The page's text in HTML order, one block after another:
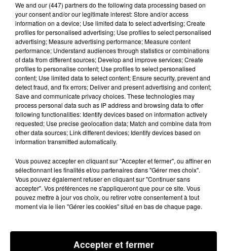
Lecture (2 min 22 sec)
100%
100% Radio les infos de l'Ariege
2 avril 2024 - 2 min 22 sec
LES INFOS DE L'ARIEGE DU 02/04/2024 À
15H00
Podcasts infos de l'Ariège
We and our (447) partnersdo the following data processing based on
your consent and/or our legitimate interest: Store and/or access
information on a device; Use limited data to select advertising; Create
profiles for personalised advertising; Use profiles to select personalised
advertising; Measure advertising performance; Measure content
performance; Understand audiences through statistics or combinations
of data from different sources; Develop and improve services; Create
profiles to personalise content; Use profiles to select personalised
content; Use limited data to select content; Ensure security, prevent and
detect fraud, and fix errors; Deliver and present advertising and content;
Save and communicate privacy choices. These technologies may
process personal data such as IP address and browsing data to offer
following functionalities: Identify devices based on information actively
requested; Use precise geolocation data; Match and combine data from
other data sources; Link different devices; Identify devices based on
information transmitted automatically.
Vous pouvez accepter en cliquant sur "Accepter et fermer", ou affiner en
sélectionnant les finalités et/ou partenaires dans "Gérer mes choix".
Vous pouvez également refuser en cliquant sur "Continuer sans
accepter". Vos préférences ne s'appliqueront que pour ce site. Vous
pouvez mettre à jour vos choix, ou retirer votre consentement à tout
moment via le lien "Gérer les cookies" situé en bas de chaque page.
Accepter et fermer